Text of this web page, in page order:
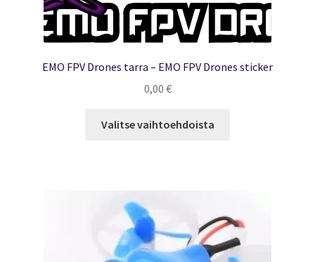
EMO FPV Drones tarra – EMO FPV Drones sticker
0,00 €
Valitse vaihtoehdoista
tehdä
valinnat
tuotteen